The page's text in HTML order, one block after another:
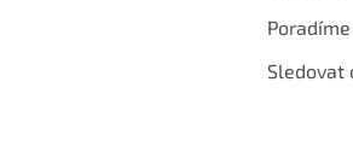
Sledovat